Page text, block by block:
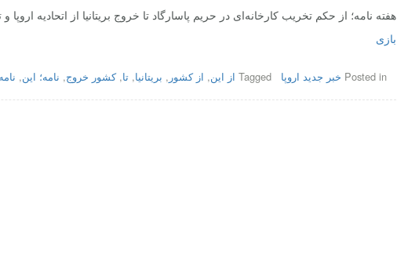
هفته نامه؛ از حکم تخریب کارخانه‌ای در حریم پاسارگاد تا خروج بریتانیا از اتحادیه
بازی
Posted in خبر جدید اروپا Tagged از این, از کشور , بریتانیا,تا,کشور خروج, نامه؛ این,